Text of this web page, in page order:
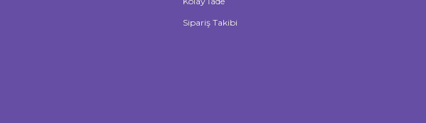
Sipariş Takibi